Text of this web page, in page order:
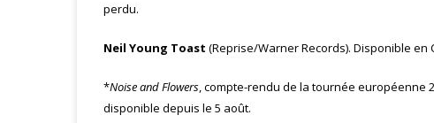
perdu.
Neil Young Toast (Reprise/Warner Records). Disponible en
*Noise and Flowers, compte-rendu de la tournée européenne
disponible depuis le 5 août.